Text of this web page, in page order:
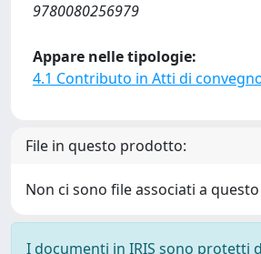
9780080256979
Appare nelle tipologie:
4.1 Contributo in Atti di
File in questo prodotto:
Non ci sono file associati a
I documenti in IRIS sono protetti